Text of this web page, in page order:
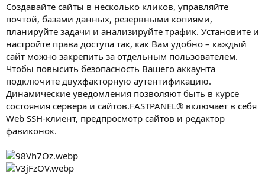
Создавайте сайты в несколько кликов, управляйте
почтой, базами данных, резервными копиями,
планируйте задачи и анализируйте трафик. Установите и
настройте права доступа так, как Вам удобно – каждый
сайт можно закрепить за отдельным пользователем.
Чтобы повысить безопасность Вашего аккаунта
подключите двухфакторную аутентификацию.
Динамические уведомления позволяют быть в курсе
состояния сервера и сайтов.FASTPANEL® включает в себя
Web SSH-клиент, предпросмотр сайтов и редактор
фавиконок.